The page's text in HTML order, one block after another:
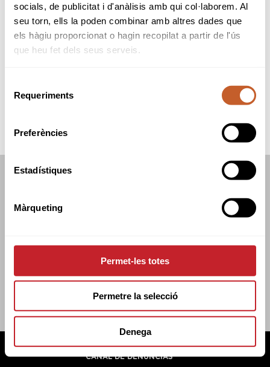
socials, de publicitat i d'anàlisis amb qui col·laborem. Al
seu torn, ells la poden combinar amb altres dades que
els hàgiu proporcionat o hagin recopilat a partir de l'ús
que heu fet dels seus serveis.
Requeriments
Preferències
Estadístiques
Màrqueting
Permet-les totes
Permetre la selecció
Denega
volver
C/TUSET 32, 8A PLANTA. 08006 BCN
POLÍTICA DE COOKIES
POLÍTICA DE PRIVACIDAD
CANAL DE DENUNCIAS